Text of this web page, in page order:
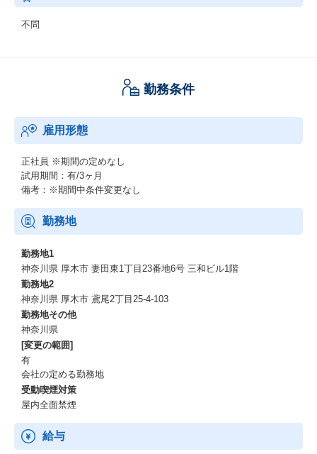
不問
勤務条件
雇用形態
正社員 ※期間の定めなし
試用期間：有/3ヶ月
備考：※期間中条件変更なし
勤務地
勤務地1
神奈川県 厚木市 妻田東1丁目23番地6号 三和ビル1階
勤務地2
神奈川県 厚木市 鳶尾2丁目25-4-103
勤務地その他
神奈川県
[変更の範囲]
有
会社の定める勤務地
受動喫煙対策
屋内全面禁煙
給与